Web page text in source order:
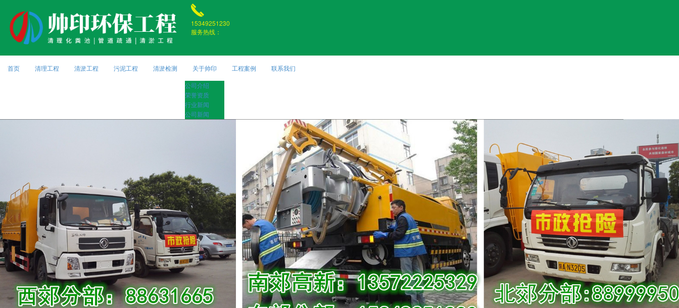
15349251230
服务热线：
首页 清理工程 清淤工程 污泥工程 清淤检测
关于帅印
公司介绍
荣誉资质
行业新闻
公司新闻
工程案例 联系我们